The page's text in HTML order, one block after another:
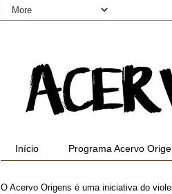
Início Programa Acervo
O Acervo Origens é uma iniciativa do